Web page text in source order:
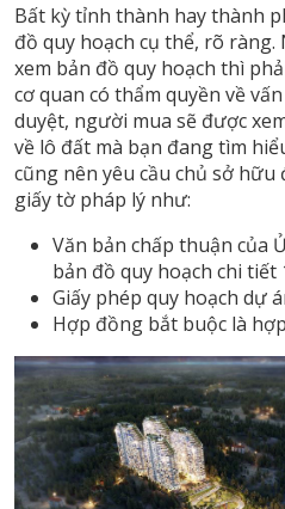
Bất kỳ tỉnh thành hay thành
đồ quy hoạch cụ thể, rõ
xem bản đồ quy hoạch thì
cơ quan có thẩm quyền về
duyệt, người mua sẽ được
về lô đất mà bạn đang tìm
cũng nên yêu cầu chủ sở hữu
giấy tờ pháp lý như:
Văn bản chấp thuận của
bản đồ quy hoạch chi tiết
Giấy phép quy hoạch dự
Hợp đồng bắt buộc là